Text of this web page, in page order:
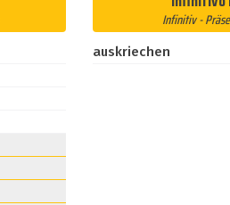
Infinitiv -
auskriechen